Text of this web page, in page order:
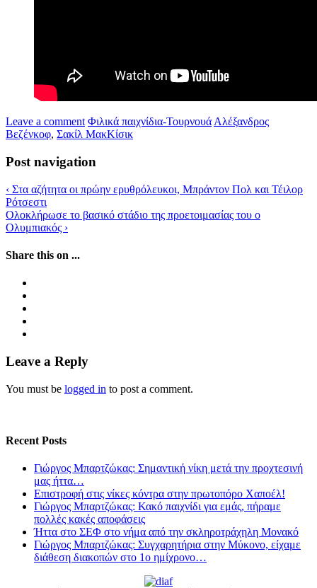
Leave a comment Φιλικά παιχνίδια-Τουρνουά Αλέξανδρος
Βεζένκοφ, Σακίλ ΜακΚίσικ
Post navigation
‹ Στα αζήτητα οι πρώην ερυθρόλευκοι, Μπράντον Πολ και Τέιλορ
Ρότσεστι
Ολοκλήρωσε το βασικό στάδιο της προετοιμασίας του ο
Ολυμπιακός ›
Share this on ...
Leave a Reply
You must be logged in to post a comment.
Recent Posts
Γιώργος Μπαρτζώκας: Σημαντική νίκη μετά την προχτεσινή
μας ήττα…
Επιστροφή στις νίκες κόντρα στην πρωτοπόρο Χαποέλ!
Γιώργος Μπαρτζώκας: Κακό παιχνίδι για εμάς, πήραμε
πολλές κακές αποφάσεις
Ήττα στο ΣΕΦ στο νήμα από την σκληροτράχηλη Μονακό
Γιώργος Μπαρτζώκας: Συγχαρητήρια στην Μύκονο, είχαμε
διάθεση διακοπών στο 1ο ημίχρονο…